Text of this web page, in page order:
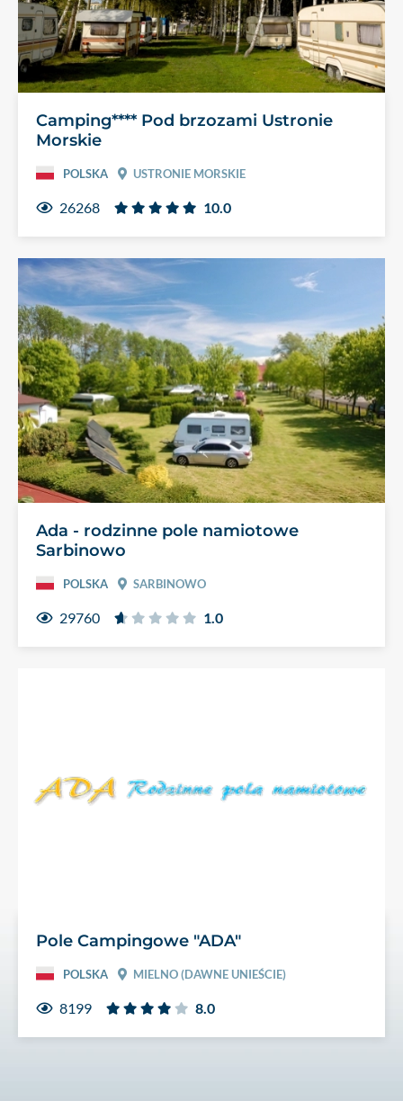
Camping**** Pod brzozami Ustronie
Morskie
POLSKA USTRONIE MORSKIE
26268 10.0
Ada - rodzinne pole namiotowe
Sarbinowo
POLSKA SARBINOWO
29760 1.0
Pole Campingowe "ADA"
POLSKA MIELNO (DAWNE UNIEŚCIE)
8199 8.0